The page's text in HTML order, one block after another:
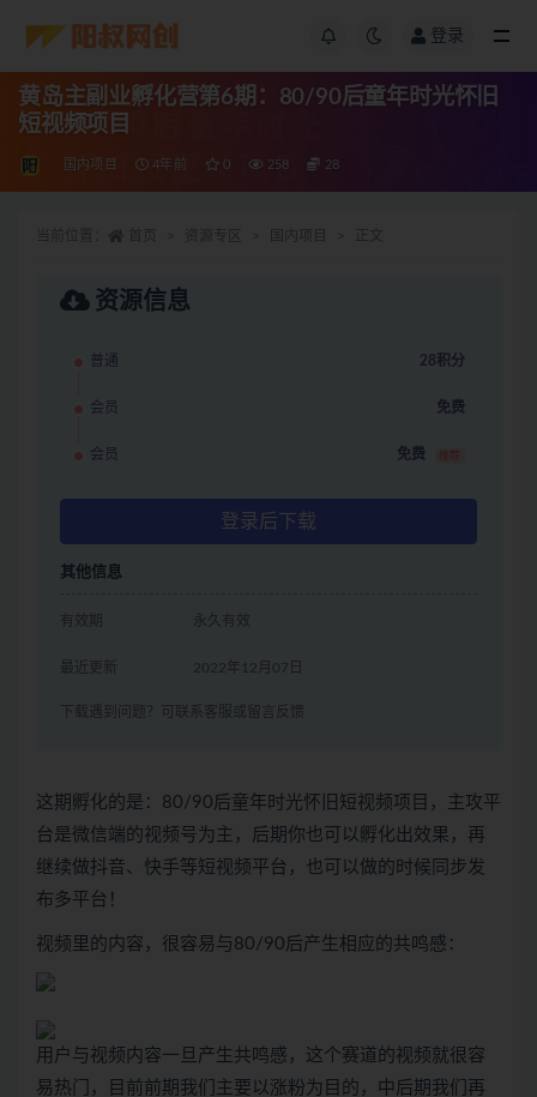
登录
黄岛主副业孵化营第6期：80/90后童年时光怀旧
短视频项目
国内项目 4年前 0 258 28
资源信息
普通 28积分
会员 免费
会员 免费 推荐
登录后下载
其他信息
有效期 永久有效
最近更新 2022年12月07日
下载遇到问题？可联系客服或留言反馈
这期孵化的是：80/90后童年时光怀旧短视频项目，主攻平
台是微信端的视频号为主，后期你也可以孵化出效果，再
继续做抖音、快手等短视频平台，也可以做的时候同步发
布多平台！
视频里的内容，很容易与80/90后产生相应的共鸣感：
用户与视频内容一旦产生共鸣感，这个赛道的视频就很容
易热门，目前前期我们主要以涨粉为目的，中后期我们再